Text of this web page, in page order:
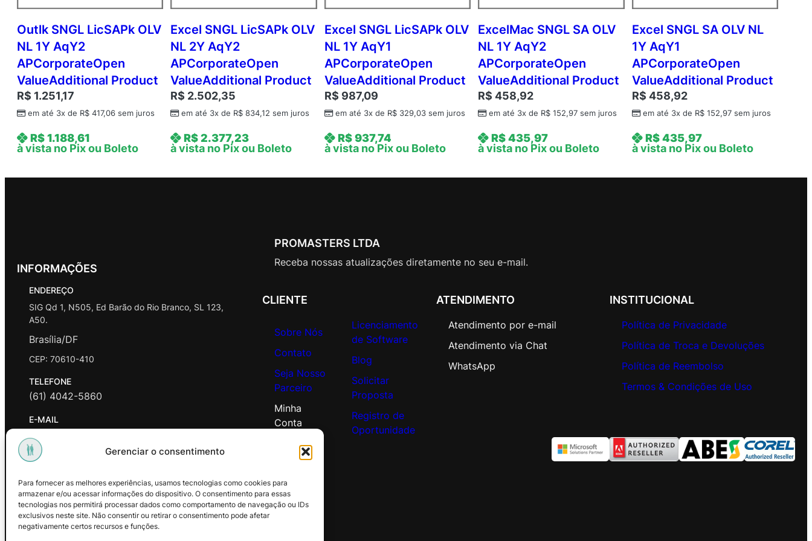
Gerenciar o consentimento
Para fornecer as melhores experiências, usamos tecnologias como cookies para
armazenar e/ou acessar informações do dispositivo. O consentimento para essas
tecnologias nos permitirá processar dados como comportamento de navegação ou IDs
exclusivos neste site. Não consentir ou retirar o consentimento pode afetar
negativamente certos recursos e funções.
a
d
e
m
i
c
O
p
n
u
a
Outlk SNGL LicSAPk OLV
NL 1Y AqY2
APCorporateOpen
ValueAdditional Product
R$ 1.251,17
em até 3x de R$ 417,06 sem juros
R$1.188,61
à vista no Pix ou Boleto
Excel SNGL LicSAPk OLV
NL 2Y AqY2
APCorporateOpen
ValueAdditional Product
R$ 2.502,35
em até 3x de R$ 834,12 sem juros
R$2.377,23
à vista no Pix ou Boleto
Excel SNGL LicSAPk OLV
NL 1Y AqY1
APCorporateOpen
ValueAdditional Product
R$ 987,09
em até 3x de R$329,03sem juros
R$937,74
à vista no Pix ou Boleto
ExcelMac SNGL SA OLV
NL 1Y AqY2
APCorporateOpen
ValueAdditional Product
R$ 458,92
em até 3x de R$ 152,97 sem juros
R$435,97
à vista no Pix ou Boleto
Excel SNGL SA OLV NL
1Y AqY1
APCorporateOpen
ValueAdditional Product
R$ 458,92
em até 3x de R$152,97sem juros
R$435,97
à vista no Pix ou Boleto
INFORMAÇÕES
ENDEREÇO
SIG Qd 1, N505, Ed Barão do Rio Branco, SL 123,
A50.
Brasília/DF
CEP: 70610-410
TELEFONE
(61) 4042-5860
E-MAIL
contato@promasters.net.br
HORÁRIO DE ATENDIMENTO
Facebook Instagram Youtube
PROMASTERS LTDA
Receba nossas atualizações diretamente no seu e-mail.
CLIENTE
Sobre Nós
Contato
Seja Nosso
Parceiro
Minha
Conta
Licenciamento
de Software
Blog
Solicitar
Proposta
Registro de
Oportunidade
ATENDIMENTO
Atendimento por e-mail
Atendimento via Chat
WhatsApp
INSTITUCIONAL
Política de Privacidade
Política de Troca e Devoluções
Política de Reembolso
Termos & Condições de Uso